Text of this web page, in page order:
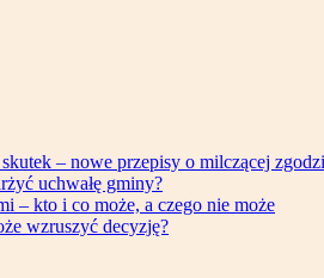
– nowe przepisy o milczącej
uchwałę gminy?
– kto i co może, a czego nie może
wzruszyć decyzję?